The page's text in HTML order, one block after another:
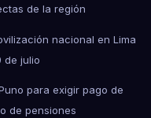
de la región
nacional en Lima
de julio
para exigir pago de
de pensiones